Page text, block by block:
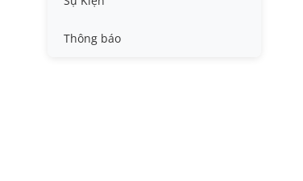
Tin đào tạo
Thông báo